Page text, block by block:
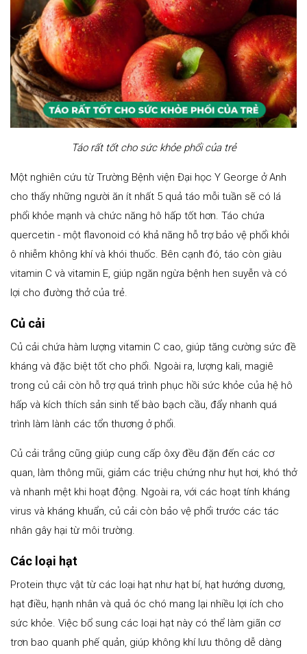
Táo rất tốt cho sức khỏe phổi của trẻ
Một nghiên cứu từ Trường Bệnh viện Đại học Y George ở Anh
cho thấy những người ăn ít nhất 5 quả táo mỗi tuần sẽ có lá
phổi khỏe mạnh và chức năng hô hấp tốt hơn. Táo chứa
quercetin - một flavonoid có khả năng hỗ trợ bảo vệ phổi khỏi
ô nhiễm không khí và khói thuốc. Bên cạnh đó, táo còn giàu
vitamin C và vitamin E, giúp ngăn ngừa bệnh hen suyễn và có
lợi cho đường thở của trẻ.
Củ cải
Củ cải chứa hàm lượng vitamin C cao, giúp tăng cường sức đề
kháng và đặc biệt tốt cho phổi. Ngoài ra, lượng kali, magiê
trong củ cải còn hỗ trợ quá trình phục hồi sức khỏe của hệ hô
hấp và kích thích sản sinh tế bào bạch cầu, đẩy nhanh quá
trình làm lành các tổn thương ở phổi.
Củ cải trắng cũng giúp cung cấp ôxy đều đặn đến các cơ
quan, làm thông mũi, giảm các triệu chứng như hụt hơi, khó thở
và nhanh mệt khi hoạt động. Ngoài ra, với các hoạt tính kháng
virus và kháng khuẩn, củ cải còn bảo vệ phổi trước các tác
nhân gây hại từ môi trường.
Các loại hạt
Protein thực vật từ các loại hạt như hạt bí, hạt hướng dương,
hạt điều, hạnh nhân và quả óc chó mang lại nhiều lợi ích cho
sức khỏe. Việc bổ sung các loại hạt này có thể làm giãn cơ
trơn bao quanh phế quản, giúp không khí lưu thông dễ dàng